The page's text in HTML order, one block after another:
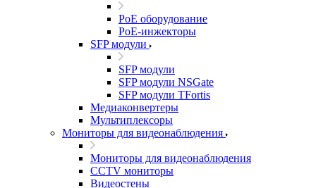
PoE оборудование
PoE-инжекторы
SFP модули
SFP модули
SFP модули NSGate
SFP модули TFortis
Медиаконвертеры
Мультиплексоры
Мониторы для видеонаблюдения
Мониторы для видеонаблюдения
CCTV мониторы
Видеостены